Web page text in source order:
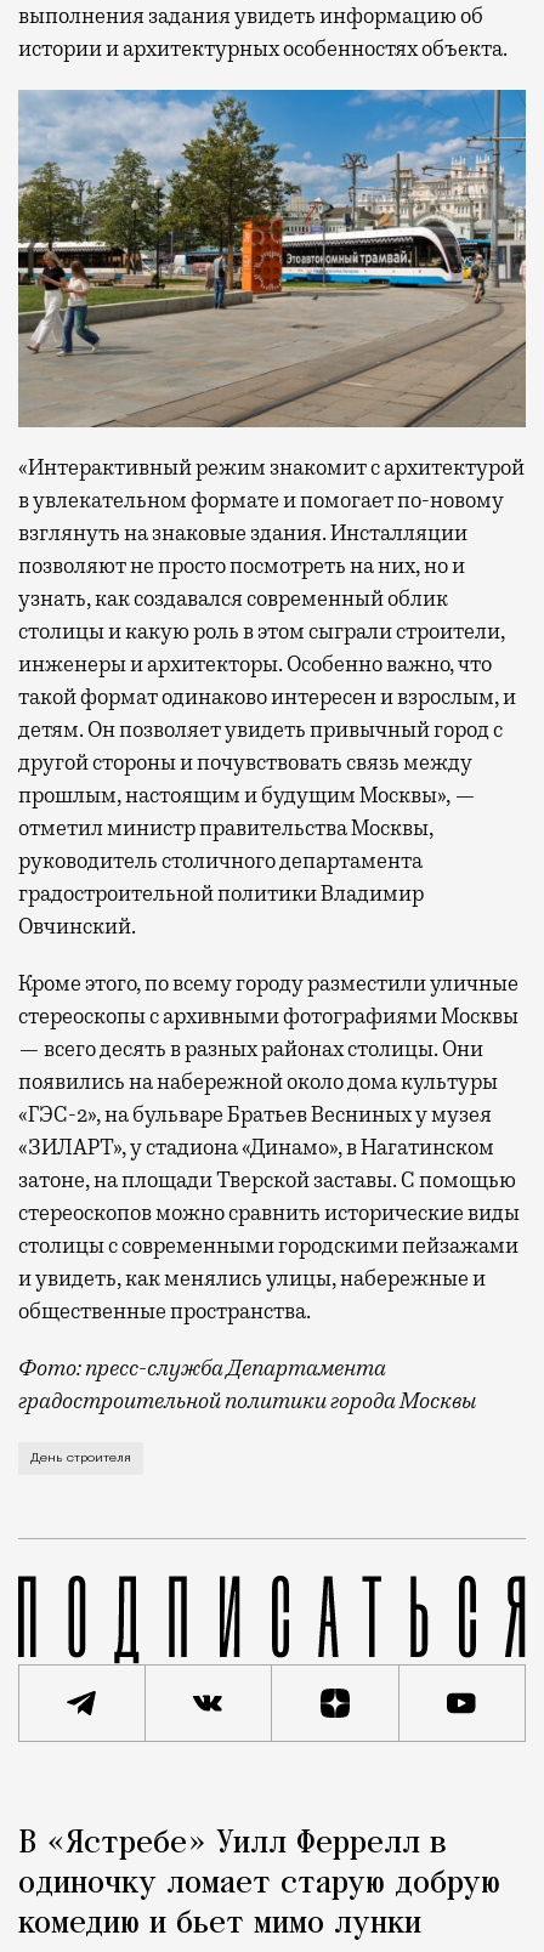
выполнения задания увидеть информацию об
истории и архитектурных особенностях объекта.
«Интерактивный режим знакомит с архитектурой
в увлекательном формате и помогает по-новому
взглянуть на знаковые здания. Инсталляции
позволяют не просто посмотреть на них, но и
узнать, как создавался современный облик
столицы и какую роль в этом сыграли строители,
инженеры и архитекторы. Особенно важно, что
такой формат одинаково интересен и взрослым, и
детям. Он позволяет увидеть привычный город с
другой стороны и почувствовать связь между
прошлым, настоящим и будущим Москвы», —
отметил министр правительства Москвы,
руководитель столичного департамента
градостроительной политики Владимир
Овчинский.
Кроме этого, по всему городу разместили уличные
стереоскопы с архивными фотографиями Москвы
— всего десять в разных районах столицы. Они
появились на набережной около дома культуры
«ГЭС-2», на бульваре Братьев Весниных у музея
«ЗИЛАРТ», у стадиона «Динамо», в Нагатинском
затоне, на площади Тверской заставы. С помощью
стереоскопов можно сравнить исторические виды
столицы с современными городскими пейзажами
и увидеть, как менялись улицы, набережные и
общественные пространства.
Фото: пресс-служба Департамента
градостроительной политики города Москвы
В этом году профессиональный праздник День
День строителя
Город
В «Ястребе» Уилл Феррелл в
одиночку ломает старую добрую
комедию и бьет мимо лунки